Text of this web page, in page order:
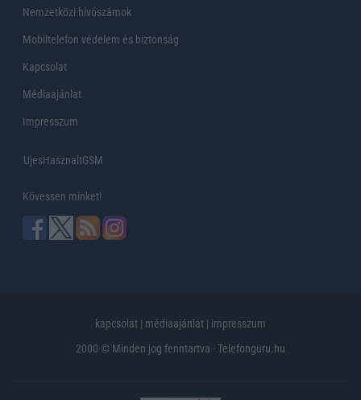
Nemzetközi hívószámok
Mobiltelefon védelem és biztonság
Kapcsolat
Médiaajánlat
Impresszum
UjesHasznaltGSM
Kövessen minket!
kapcsolat | médiaajánlat | impresszum
2000 © Minden jog fenntartva - Telefonguru.hu